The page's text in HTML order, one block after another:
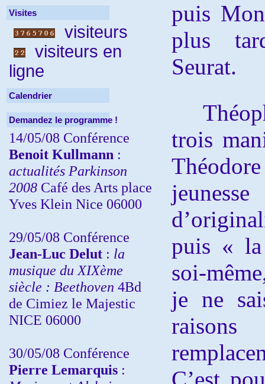
Visites
visiteurs
visiteurs en
ligne
Calendrier
Demandez le programme !
14/05/08 Conférence
Benoit Kullmann :
actualités Parkinson
2008 Café des Arts place
Yves Klein Nice 06000
29/05/08 Conférence
Jean-Luc Delut : la
musique du XIXème
siècle : Beethoven 4Bd
de Cimiez le Majestic
NICE 06000
30/05/08 Conférence
Pierre Lemarquis :
puis
plus
Seurat.
trois
jeunesse
puis « la
soi-
je ne